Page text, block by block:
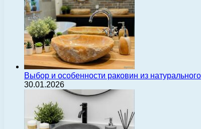
Выбор и особенности раковин из
30.01.2026